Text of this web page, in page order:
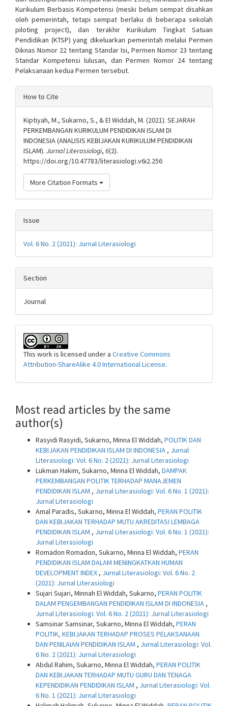
Kurikulum Berbasis Kompetensi (meski belum sempat disahkan
oleh pemerintah, tetapi sempat berlaku di beberapa sekolah
piloting project), dan terakhir Kurikulum Tingkat Satuan
Pendidikan (KTSP) yang dikeluarkan pemerintah melalui Permen
Diknas Nomor 22 tentang Standar Isi, Permen Nomor 23 tentang
Standar Kompetensi lulusan, dan Permen Nomor 24 tentang
Pelaksanaan kedua Permen tersebut.
Article
Details
How to Cite
Kiptiyah, M., Sukarno, S., & El Widdah, M. (2021). SEJARAH
PERKEMBANGAN KURIKULUM PENDIDIKAN ISLAM DI
INDONESIA (ANALISIS KEBIJAKAN KURIKULUM PENDIDIKAN
ISLAM). Jurnal Literasiologi, 6(2).
https://doi.org/10.47783/literasiologi.v6i2.256
More Citation Formats
Issue
Vol. 6 No. 2 (2021): Jurnal Literasiologi
Section
Journal
This work is licensed under a Creative Commons
Attribution-ShareAlike 4.0 International License.
Most read articles by the same
author(s)
Rasyidi Rasyidi, Sukarno, Minna El Widdah, POLITIK DAN
KEBIJAKAN PENDIDIKAN ISLAM DI INDONESIA , Jurnal
Literasiologi: Vol. 6 No. 2 (2021): Jurnal Literasiologi
Lukman Hakim, Sukarno, Minna El Widdah, DAMPAK
PERKEMBANGAN POLITIK TERHADAP MANAJEMEN
PENDIDIKAN ISLAM , Jurnal Literasiologi: Vol. 6 No. 1 (2021):
Jurnal Literasiologi
Amal Paradis, Sukarno, Minna El Widdah, PERAN POLITIK
DAN KEBIJAKAN TERHADAP MUTU AKREDITASI LEMBAGA
PENDIDIKAN ISLAM , Jurnal Literasiologi: Vol. 6 No. 1 (2021):
Jurnal Literasiologi
Romadon Romadon, Sukarno, Minna El Widdah, PERAN
PENDIDIKAN ISLAM DALAM MENINGKATKAN HUMAN
DEVELOPMENT INDEX , Jurnal Literasiologi: Vol. 6 No. 2
(2021): Jurnal Literasiologi
Sujari Sujari, Minnah El Widdah, Sukarno, PERAN POLITIK
DALAM PENGEMBANGAN PENDIDIKAN ISLAM DI INDONESIA ,
Jurnal Literasiologi: Vol. 6 No. 2 (2021): Jurnal Literasiologi
Samsinar Samsinar, Sukarno, Minna El Widdah, PERAN
POLITIK, KEBIJAKAN TERHADAP PROSES PELAKSANAAN
DAN PENILAIAN PENDIDIKAN ISLAM , Jurnal Literasiologi: Vol.
6 No. 2 (2021): Jurnal Literasiologi
Abdul Rahim, Sukarno, Minna El Widdah, PERAN POLITIK
DAN KEBIJAKAN TERHADAP MUTU GURU DAN TENAGA
KEPENDIDIKAN PENDIDIKAN ISLAM , Jurnal Literasiologi: Vol.
6 No. 1 (2021): Jurnal Literasiologi